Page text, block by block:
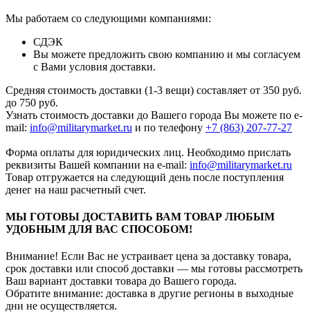
Мы работаем со следующими компаниями:
СДЭК
Вы можете предложить свою компанию и мы согласуем
с Вами условия доставки.
Средняя стоимость доставки (1-3 вещи) составляет от 350 руб.
до 750 руб.
Узнать стоимость доставки до Вашего города Вы можете по e-
mail: info@militarymarket.ru и по телефону +7 (863) 207-77-27
Форма оплаты для юридических лиц. Необходимо прислать
реквизиты Вашей компании на е-mail: info@militarymarket.ru
Товар отгружается на следующий день после поступления
денег на наш расчетный счет.
МЫ ГОТОВЫ ДОСТАВИТЬ ВАМ ТОВАР ЛЮБЫМ
УДОБНЫМ ДЛЯ ВАС СПОСОБОМ!
Внимание! Если Вас не устраивает цена за доставку товара,
срок доставки или способ доставки — мы готовы рассмотреть
Ваш вариант доставки товара до Вашего города.
Обратите внимание: доставка в другие регионы в выходные
дни не осуществляется.